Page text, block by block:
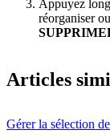
Appuyez
réorganiser
Articles
Gérer la sélection